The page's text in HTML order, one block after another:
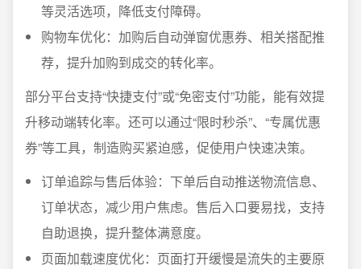
等灵活选项，降低支付障碍。
购物车优化：加购后自动弹窗优惠券、相关搭配推
荐，提升加购到成交的转化率。
部分平台支持“快捷支付”或“免密支付”功能，能有效提
升移动端转化率。还可以通过“限时秒杀”、“专属优惠
券”等工具，制造购买紧迫感，促使用户快速决策。
订单追踪与售后体验：下单后自动推送物流信息、
订单状态，减少用户焦虑。售后入口要易找，支持
自助退换，提升整体满意度。
页面加载速度优化：页面打开缓慢是流失的主要原